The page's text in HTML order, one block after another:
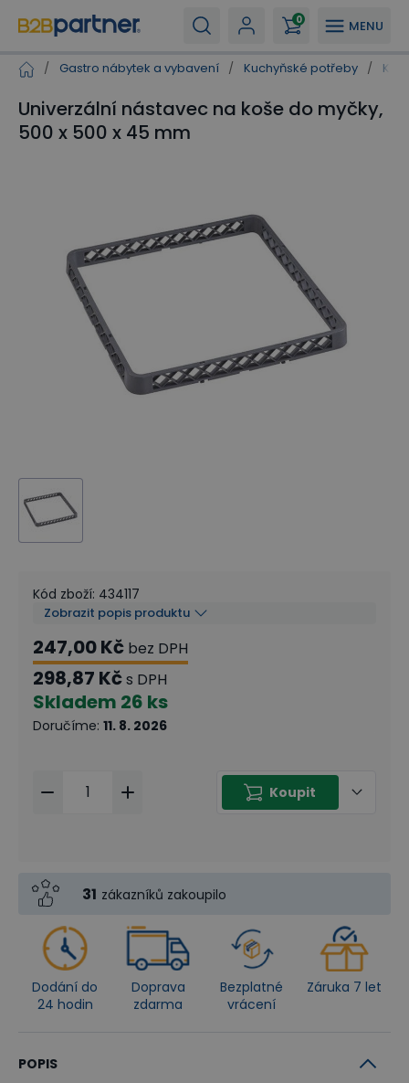
MENU
0
/ Gastro nábytek a vybavení / Kuchyňské potřeby /
Univerzální nástavec na koše do myčky,
500 x 500 x 45 mm
Kód zboží: 434117
Zobrazit popis produktu
247,00 Kč bez DPH
298,87 Kčs DPH
Skladem 26 ks
Doručíme: 11. 8. 2026
Koupit
31 zákazníků zakoupilo
Dodání do
24 hodin
Doprava
zdarma
Bezplatné
vrácení
Záruka 7 let
POPIS